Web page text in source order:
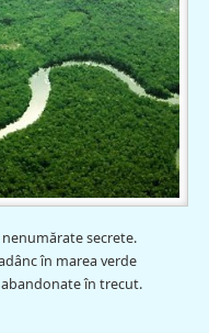
secrete.
în marea verde
în trecut.